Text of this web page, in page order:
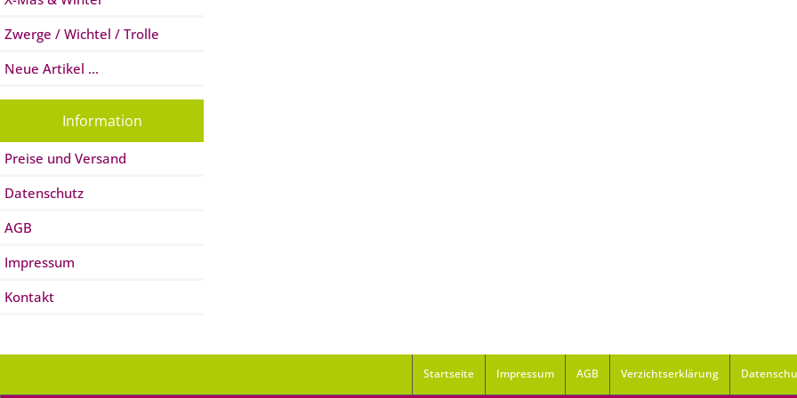
Zwerge / Wichtel / Trolle
Neue Artikel ...
Information
Preise und Versand
Datenschutz
AGB
Impressum
Kontakt
Startseite Impressum AGB Verzichtserklärung